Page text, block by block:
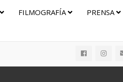
FILMOGRAFÍA PRENSA